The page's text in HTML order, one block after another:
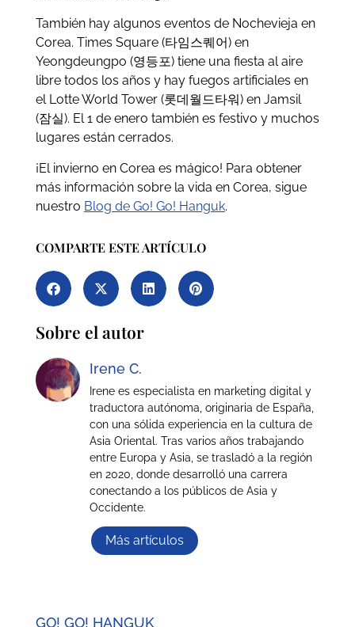
También hay algunos eventos de Nochevieja en
Corea. Times Square (타임스퀘어) en
Yeongdeungpo (영등포) tiene una fiesta al aire
libre todos los años y hay fuegos artificiales en
el Lotte World Tower (롯데월드타워) en Jamsil
(잠실). El 1 de enero también es festivo y muchos
lugares están cerrados.
¡El invierno en Corea es mágico! Para obtener
más información sobre la vida en Corea, sigue
nuestro Blog de Go! Go! Hanguk.
COMPARTE ESTE ARTÍCULO
Sobre el autor
Irene C.
Irene es especialista en marketing digital y
traductora autónoma, originaria de España,
con una sólida experiencia en la cultura de
Asia Oriental. Tras varios años trabajando
entre Europa y Asia, se trasladó a la región
en 2020, donde desarrolló una carrera
conectando a los públicos de Asia y
Occidente.
Más artículos
GO! GO! HANGUK